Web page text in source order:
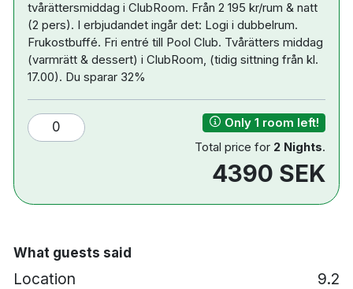
tvårättersmiddag i ClubRoom. Från 2 195 kr/rum & natt
(2 pers). I erbjudandet ingår det: Logi i dubbelrum.
Frukostbuffé. Fri entré till Pool Club. Tvårätters middag
(varmrätt & dessert) i ClubRoom, (tidig sittning från kl.
17.00). Du sparar 32%
0
Only 1 room left!
Total price for 2 Nights.
4390 SEK
What guests said
Location 9.2